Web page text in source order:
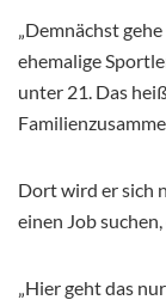
„Demnächst
ehemalige
unter 21. Das
Dort wird er sich
einen Job
„Hier geht das